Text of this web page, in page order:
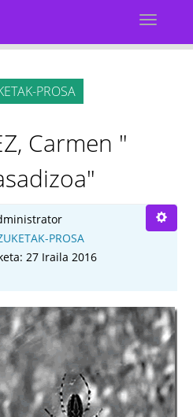
PROSA
Carmen "
PROSA
27 Iraila 2016